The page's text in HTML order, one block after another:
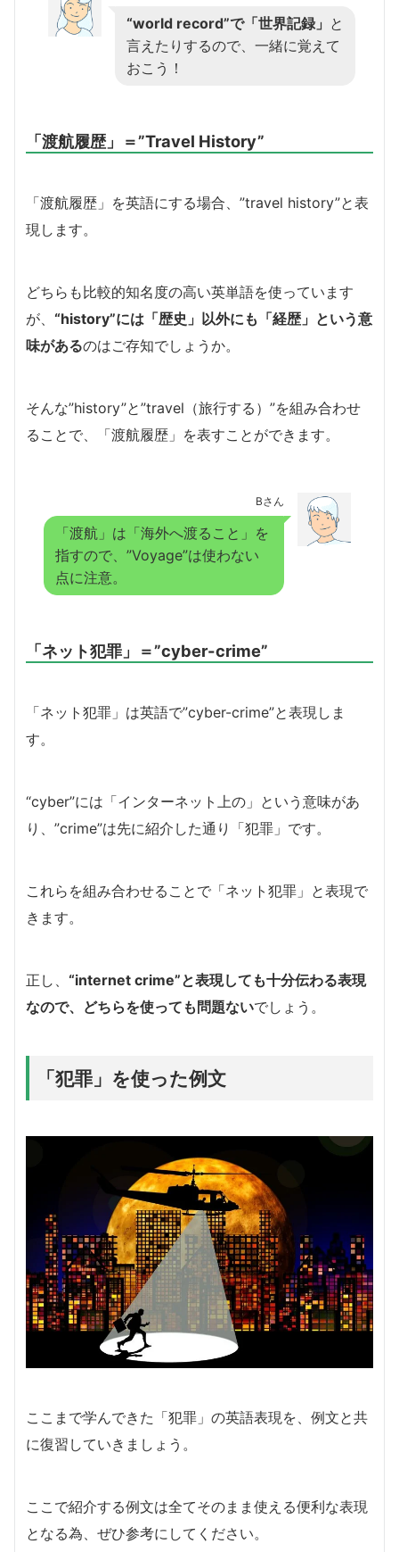
“world record”で「世界記録」 と
言えたりするので、一緒に覚えて
おこう！
「渡航履歴」＝”Travel History”
「渡航履歴」を英語にする場合、”travel history”と表
現します。
どちらも比較的知名度の高い英単語を使っています
が、 “history”には「歴史」以外にも「経歴」という意
味があるのはご存知でしょうか。
そんな”history”と”travel（旅行する）”を組み合わせ
ることで、「渡航履歴」を表すことができます。
Bさん
「渡航」は「海外へ渡ること」を
指すので、”Voyage”は使わない
点に注意。
「ネット犯罪」＝”cyber-crime”
「ネット犯罪」は英語で”cyber-crime”と表現しま
す。
“cyber”には「インターネット上の」という意味があ
り、”crime”は先に紹介した通り「犯罪」です。
これらを組み合わせることで「ネット犯罪」と表現で
きます。
正し、 “internet crime”と表現しても十分伝わる表現
なので、どちらを使っても問題ないでしょう。
「犯罪」を使った例文
ここまで学んできた「犯罪」の英語表現を、例文と共
に復習していきましょう。
ここで紹介する例文は全てそのまま使える便利な表現
となる為、ぜひ参考にしてください。